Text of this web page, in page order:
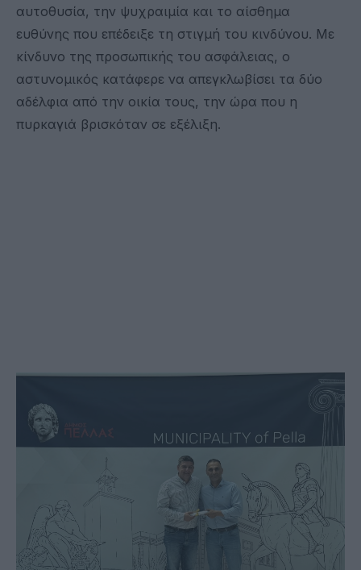
αυτοθυσία, την ψυχραιμία και το αίσθημα
ευθύνης που επέδειξε τη στιγμή του κινδύνου. Με
κίνδυνο της προσωπικής του ασφάλειας, ο
αστυνομικός κατάφερε να απεγκλωβίσει τα δύο
αδέλφια από την οικία τους, την ώρα που η
πυρκαγιά βρισκόταν σε εξέλιξη.